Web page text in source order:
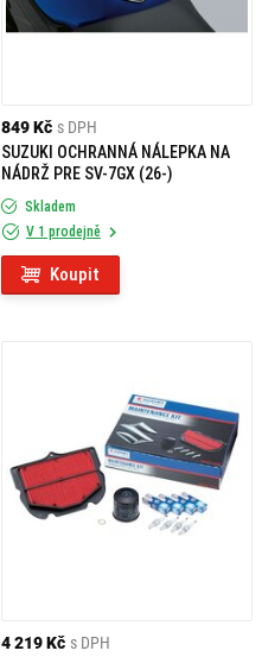
849 Kč s DPH
SUZUKI OCHRANNÁ NÁLEPKA NA
NÁDRŽ PRE SV-7GX (26-)
Skladem
V 1 prodejně
Koupit
4 219 Kč s DPH